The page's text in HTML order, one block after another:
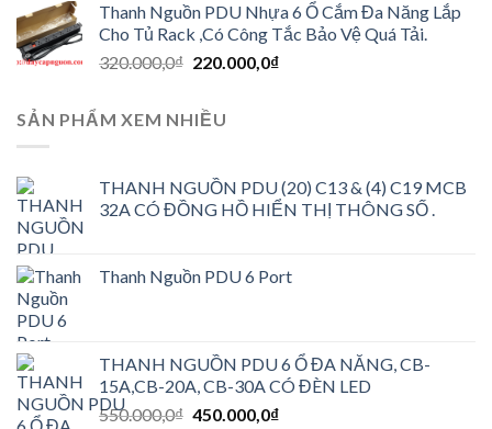
Thanh Nguồn PDU Nhựa 6 Ổ Cắm Đa Năng Lắp
Cho Tủ Rack ,Có Công Tắc Bảo Vệ Quá Tải.
320.000,0₫ Giá
là:
320.000,0₫.
220.000,0₫Giá
SẢN PHẨM XEM NHIỀU
THANH NGUỒN PDU (20) C13 & (4) C19 MCB
32A CÓ ĐỒNG HỒ HIỂN THỊ THÔNG SỐ .
Thanh Nguồn PDU 6 Port
THANH NGUỒN PDU 6 Ổ ĐA NĂNG, CB-
15A,CB-20A, CB-30A CÓ ĐÈN LED
550.000,0₫ Giá
450.000,0₫Giá